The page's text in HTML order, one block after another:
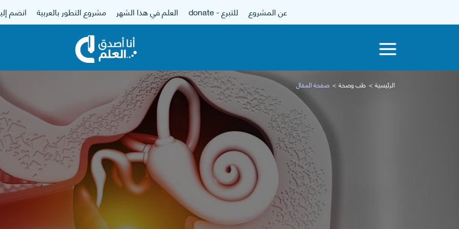
عن المشروع للتبرع - donate العلم في هذا الشهر مشروع التطور بالعربية انضم
الرئيسية طب وصحة صفحة المقال